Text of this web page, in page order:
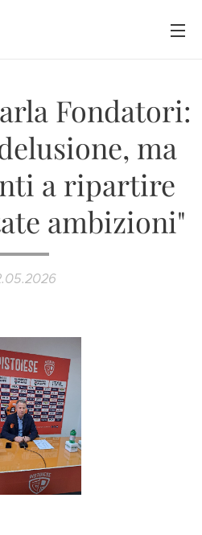
Fondatori:
ma
a ripartire
ambizioni"